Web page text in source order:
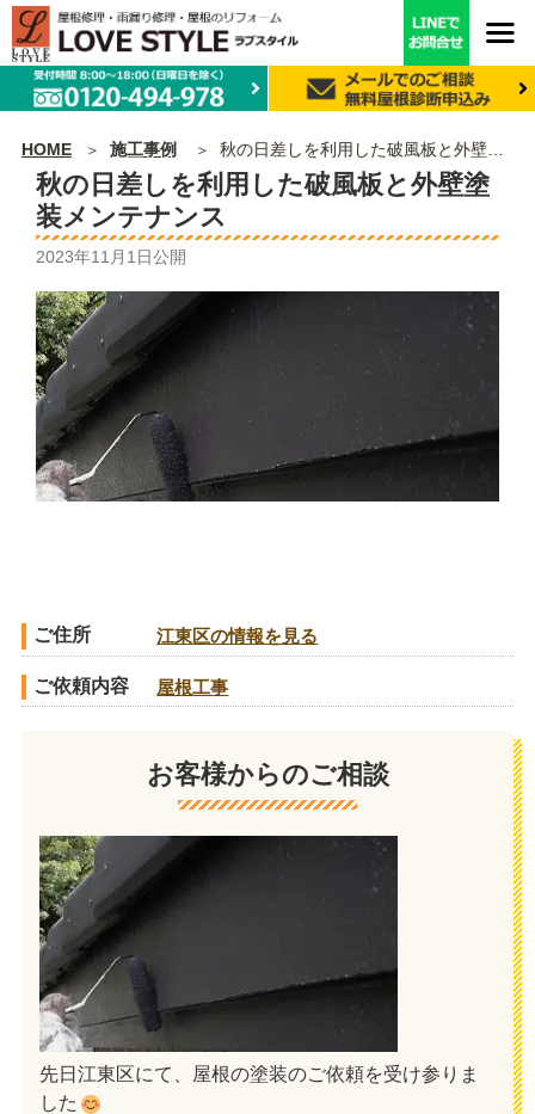
HOME 施工事例 秋の日差しを利用した破風板と外壁塗装メンテナンス
秋の日差しを利用した破風板と外壁塗
装メンテナンス
2023年11月1日公開
ご住所 江東区の情報を見る
ご依頼内容 屋根工事
お客様からのご相談
先日江東区にて、屋根の塗装のご依頼を受け参りま
した